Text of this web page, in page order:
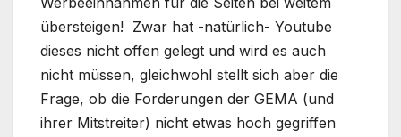
übersteigen! Zwar hat -natürlich- Youtube
dieses nicht offen gelegt und wird es auch
nicht müssen, gleichwohl stellt sich aber die
Frage, ob die Forderungen der GEMA (und
ihrer Mitstreiter) nicht etwas hoch gegriffen